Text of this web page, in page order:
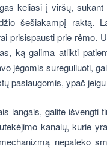
keliasi į viršų,
šešiakampį raktą.
prisispausti prie rėmo.
ką galima atlikti
jėgomis sureguliuoti,
paslaugomis, ypač
langais, galite išvengti
kanalų, kurie
nepateko